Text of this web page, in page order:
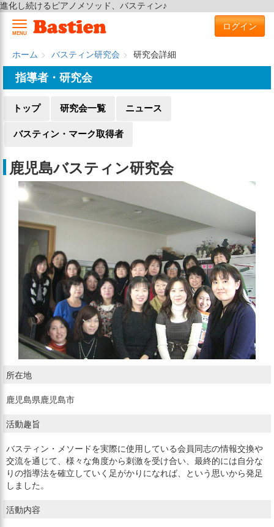
進化し続けるピアノメソッド、バスティン♪
MENU
ログイン
ホーム バスティン研究会
研究会詳細
指導者・研究会
トップ 研究会一覧 ニュース
バスティン・マーク取得者
鹿児島バスティン研究会
所在地
鹿児島県鹿児島市
活動趣旨
バスティン・メソードを実際に使用している会員同志の情報交換や
交流を通じて、様々な角度から刺激を受け合い、最終的には自分な
りの指導法を確立していく足がかりになれば、という思いから発足
しました。
活動内容